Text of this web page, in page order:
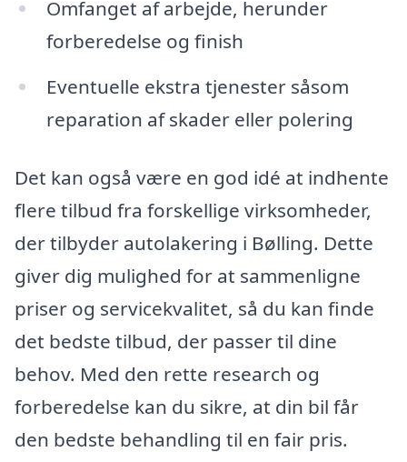
Omfanget af arbejde, herunder
forberedelse og finish
Eventuelle ekstra tjenester såsom
reparation af skader eller polering
Det kan også være en god idé at indhente
flere tilbud fra forskellige virksomheder,
der tilbyder autolakering i Bølling. Dette
giver dig mulighed for at sammenligne
priser og servicekvalitet, så du kan finde
det bedste tilbud, der passer til dine
behov. Med den rette research og
forberedelse kan du sikre, at din bil får
den bedste behandling til en fair pris.